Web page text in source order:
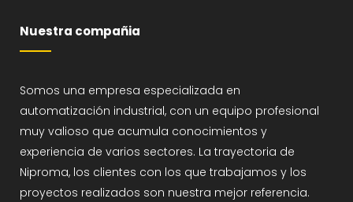
Nuestra compañia
Somos una empresa especializada en
automatización industrial, con un equipo profesional
muy valioso que acumula conocimientos y
experiencia de varios sectores. La trayectoria de
Niproma, los clientes con los que trabajamos y los
proyectos realizados son nuestra mejor referencia.